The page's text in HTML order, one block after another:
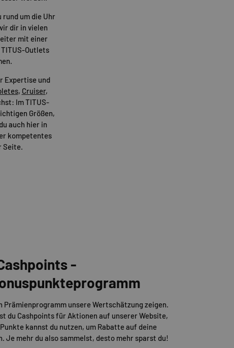
um die Uhr
dir in vielen
mit einer
Outlets
Expertise und
, Cruiser,
Im TITUS-
Größen,
auch hier in
kompetentes
Seite.
-
unsere Wertschätzung zeigen.
du Cashpoints für Aktionen auf unserer Website,
kannst du nutzen, um Rabatte auf deine
Je mehr du also sammelst, desto mehr sparst du!